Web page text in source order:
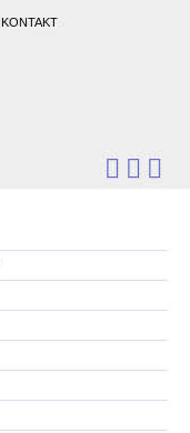
KONTAKT